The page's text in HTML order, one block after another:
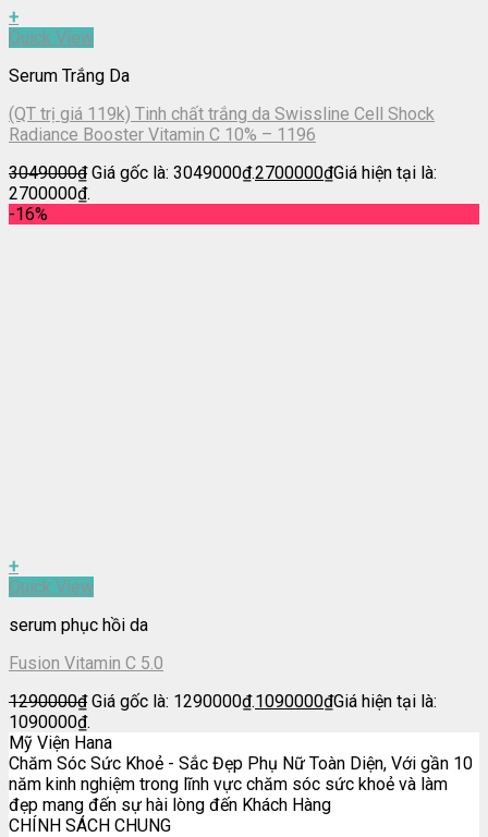
+
Quick View
Serum Trắng Da
(QT trị giá 119k) Tinh chất trắng da Swissline Cell Shock
Radiance Booster Vitamin C 10% – 1196
3049000₫ Giá gốc là: 3049000₫.2700000₫Giá hiện tại là:
2700000₫.
-16%
+
Quick View
serum phục hồi da
Fusion Vitamin C 5.0
1290000₫ Giá gốc là: 1290000₫.1090000₫Giá hiện tại là:
1090000₫.
Mỹ Viện Hana
Chăm Sóc Sức Khoẻ - Sắc Đẹp Phụ Nữ Toàn Diện, Với gần 10
năm kinh nghiệm trong lĩnh vực chăm sóc sức khoẻ và làm
đẹp mang đến sự hài lòng đến Khách Hàng
CHÍNH SÁCH CHUNG